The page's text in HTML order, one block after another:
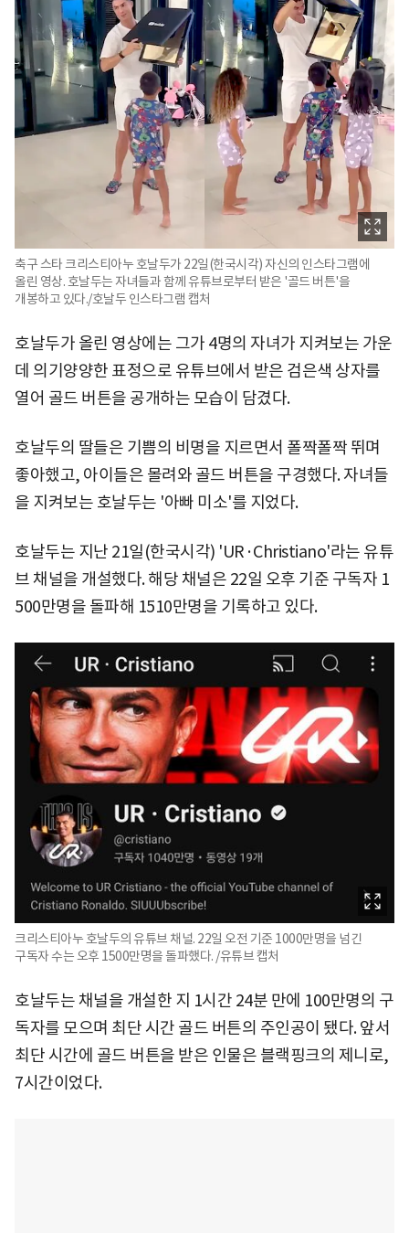
축구 스타 크리스티아누 호날두가 22일(한국시각) 자신의 인스타그램에
올린 영상. 호날두는 자녀들과 함께 유튜브로부터 받은 '골드 버튼'을
개봉하고 있다./호날두 인스타그램 캡처
호날두가 올린 영상에는 그가 4명의 자녀가 지켜보는 가운
데 의기양양한 표정으로 유튜브에서 받은 검은색 상자를
열어 골드 버튼을 공개하는 모습이 담겼다.
호날두의 딸들은 기쁨의 비명을 지르면서 폴짝폴짝 뛰며
좋아했고, 아이들은 몰려와 골드 버튼을 구경했다. 자녀들
을 지켜보는 호날두는 '아빠 미소'를 지었다.
호날두는 지난 21일(한국시각) 'UR·Christiano'라는 유튜
브 채널을 개설했다. 해당 채널은 22일 오후 기준 구독자 1
500만명을 돌파해 1510만명을 기록하고 있다.
크리스티아누 호날두의 유튜브 채널. 22일 오전 기준 1000만명을 넘긴
구독자 수는 오후 1500만명을 돌파했다. /유튜브 캡처
호날두는 채널을 개설한 지 1시간 24분 만에 100만명의 구
독자를 모으며 최단 시간 골드 버튼의 주인공이 됐다. 앞서
최단 시간에 골드 버튼을 받은 인물은 블랙핑크의 제니로,
7시간이었다.